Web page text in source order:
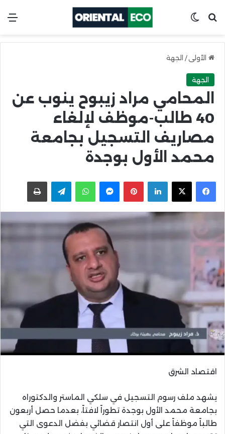
ابحث عنSwitch skin
الأولى / الجهة
الجهة
المحامي مراد زيبوح ينوب عن
40 طالب-موظف لإلغاء
مصاريف التسجيل بجامعة
محمد الأول بوجدة
Facebook
X
LinkedIn
Pinterest
Messenger
WhatsApp
Telegramاطبعها
اقتصاد الشرق
يشهد ملف رسوم التسجيل في سلكي الماستر والدكتوراه
بجامعة محمد الأول بوجدة تطوراً لافتاً، بعدما حصل أربعون
طالباً موظفاً على أول انتصار قضائي بفضل الدعوى التي